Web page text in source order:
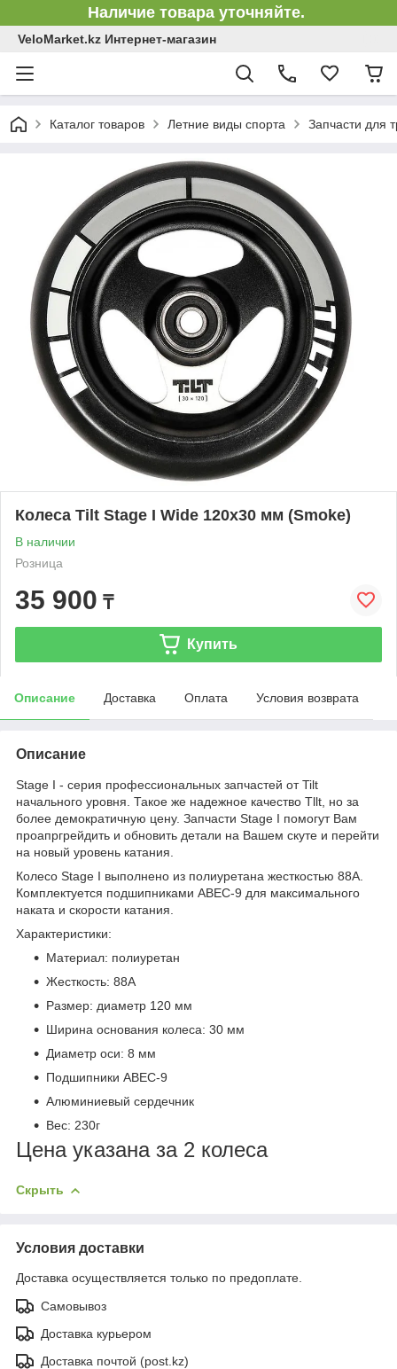
Наличие товара уточняйте.
VeloMarket.kz Интернет-магазин
Каталог товаров Летние виды спорта Запчасти для
Колеса Tilt Stage I Wide 120х30 мм (Smoke)
В наличии
Розница
35 900 ₸
Купить
Описание Доставка Оплата Условия возврата
Описание
Stage I - серия профессиональных запчастей от Tilt
начального уровня. Такое же надежное качество Tllt, но за
более демократичную цену. Запчасти Stage I помогут Вам
проапргрейдить и обновить детали на Вашем скуте и перейти
на новый уровень катания.
Колесо Stage I выполнено из полиуретана жесткостью 88А.
Комплектуется подшипниками ABEC-9 для максимального
наката и скорости катания.
Характеристики:
Материал: полиуретан
Жесткость: 88А
Размер: диаметр 120 мм
Ширина основания колеса: 30 мм
Диаметр оси: 8 мм
Подшипники ABEC-9
Алюминиевый сердечник
Вес: 230г
Цена указана за 2 колеса
Скрыть
Условия доставки
Доставка осуществляется только по предоплате.
Самовывоз
Доставка курьером
Доставка почтой (post.kz)